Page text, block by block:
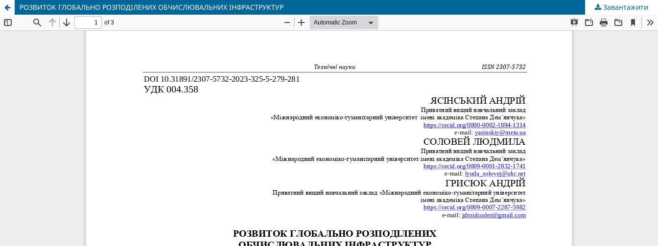
РОЗВИТОК ГЛОБАЛЬНО РОЗПОДІЛЕНИХ ОБЧИСЛЮВАЛЬНИХ ІНФРАСТРУКТУР Завантажити